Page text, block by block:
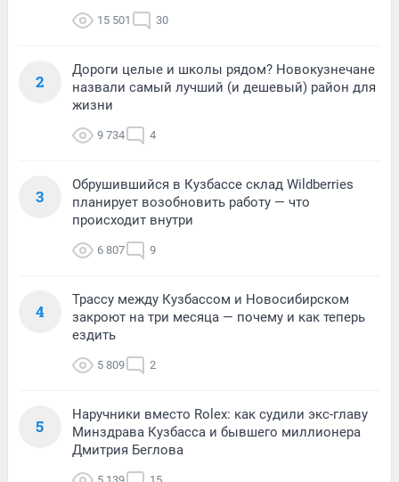
15 501 30
2
Дороги целые и школы рядом? Новокузнечане
назвали самый лучший (и дешевый) район для
жизни
9 734 4
3
Обрушившийся в Кузбассе склад Wildberries
планирует возобновить работу — что
происходит внутри
6 807 9
4
Трассу между Кузбассом и Новосибирском
закроют на три месяца — почему и как теперь
ездить
5 809 2
5
Наручники вместо Rolex: как судили экс-главу
Минздрава Кузбасса и бывшего миллионера
Дмитрия Беглова